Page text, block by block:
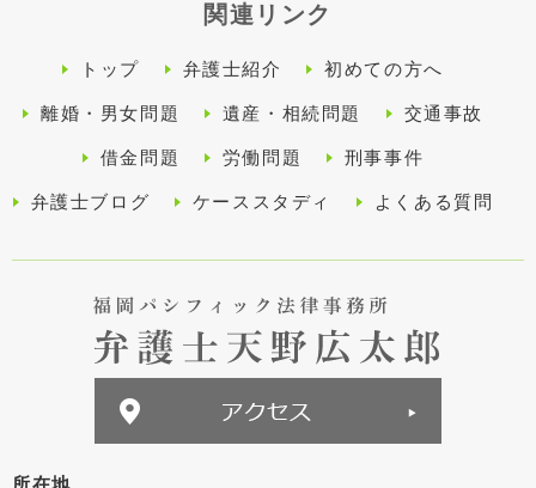
関連リンク
トップ 弁護士紹介 初めての方へ
離婚・男女問題 遺産・相続問題 交通事故
借金問題 労働問題 刑事事件
弁護士ブログ ケーススタディ よくある質問
所在地